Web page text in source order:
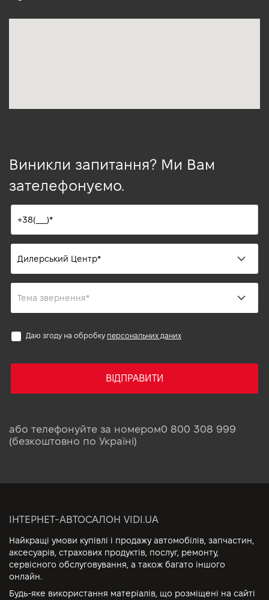
Виникли запитання? Ми Вам
зателефонуємо.
Даю згоду на обробку персональних даних
ВІДПРАВИТИ
або телефонуйте за номером0 800 308 999
(безкоштовно по Україні)
ІНТЕРНЕТ-АВТОСАЛОН VIDI.UA
Найкращі умови купівлі і продажу автомобілів, запчастин,
аксесуарів, страхових продуктів, послуг, ремонту,
сервісного обслуговування, а також багато іншого
онлайн.
Будь-яке використання матеріалів, що розміщені на сайті